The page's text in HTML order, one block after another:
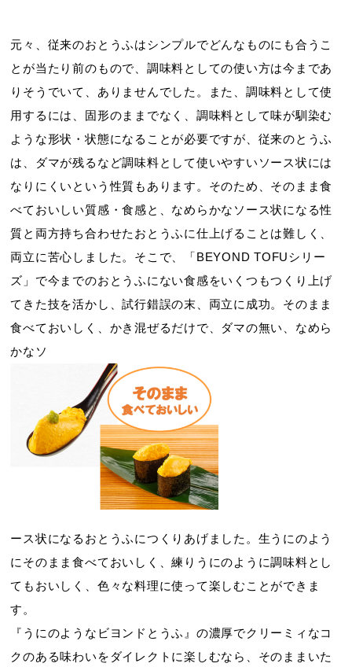
元々、従来のおとうふはシンプルでどんなものにも合うこ
とが当たり前のもので、調味料としての使い方は今まであ
りそうでいて、ありませんでした。また、調味料として使
用するには、固形のままでなく、調味料として味が馴染む
ような形状・状態になることが必要ですが、従来のとうふ
は、ダマが残るなど調味料として使いやすいソース状には
なりにくいという性質もあります。そのため、そのまま食
べておいしい質感・食感と、なめらかなソース状になる性
質と両方持ち合わせたおとうふに仕上げることは難しく、
両立に苦心しました。そこで、「BEYOND TOFUシリー
ズ」で今までのおとうふにない食感をいくつもつくり上げ
てきた技を活かし、試行錯誤の末、両立に成功。そのまま
食べておいしく、かき混ぜるだけで、ダマの無い、なめら
かなソ
ース状になるおとうふにつくりあげました。生うにのよう
にそのまま食べておいしく、練りうにのように調味料とし
てもおいしく、色々な料理に使って楽しむことができま
す。
『うにのようなビヨンドとうふ』の濃厚でクリーミィなコ
クのある味わいをダイレクトに楽しむなら、そのままいた